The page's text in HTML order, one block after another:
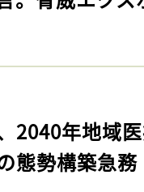
2040年地域
態勢構築急務